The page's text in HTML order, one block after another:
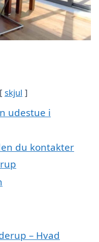
skjul
udestue i
du kontakter
– Hvad